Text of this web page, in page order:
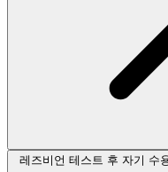
레즈비언 테스트 후 자기 수